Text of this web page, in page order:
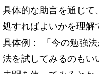
具体的な助言を通じ
処すればよいかを理解
具体例： 「今の勉強
法を試してみるのもい